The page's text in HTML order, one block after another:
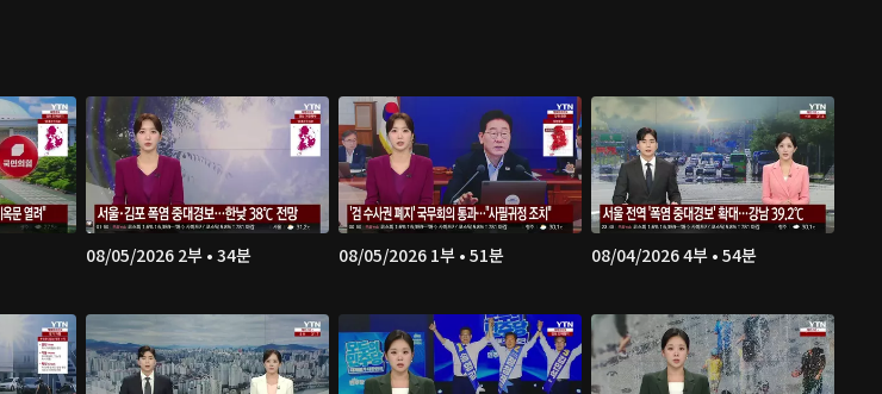
08/05/2026 2부 • 34분 08/05/2026 1부 • 51분 08/04/2026 4부 • 54분